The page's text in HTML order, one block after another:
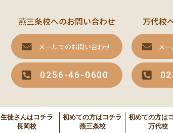
燕三条校へのお問い合わせ
メールでのお問い合わせ
0256-46-0600
万代校
メ
生徒さんはコチラ
長岡校
初めての方はコチラ
燕三条校
初めての方は
万代校